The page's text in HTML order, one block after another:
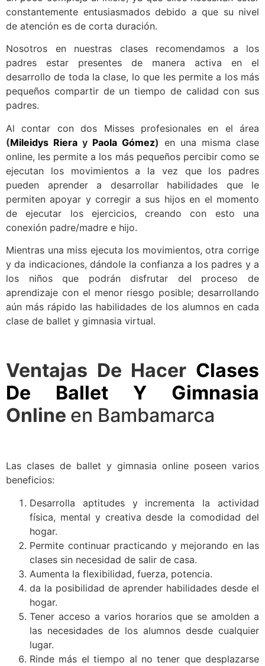
constantemente entusiasmados debido a que su nivel
de atención es de corta duración.
Nosotros en nuestras clases recomendamos a los
padres estar presentes de manera activa en el
desarrollo de toda la clase, lo que les permite a los más
pequeños compartir de un tiempo de calidad con sus
padres.
Al contar con dos Misses profesionales en el área
(Mileidys Riera y Paola Gómez) en una misma clase
online, les permite a los más pequeños percibir como se
ejecutan los movimientos a la vez que los padres
pueden aprender a desarrollar habilidades que le
permiten apoyar y corregir a sus hijos en el momento
de ejecutar los ejercicios, creando con esto una
conexión padre/madre e hijo.
Mientras una miss ejecuta los movimientos, otra corrige
y da indicaciones, dándole la confianza a los padres y a
los niños que podrán disfrutar del proceso de
aprendizaje con el menor riesgo posible; desarrollando
aún más rápido las habilidades de los alumnos en cada
clase de ballet y gimnasia virtual.
Ventajas De Hacer Clases
De Ballet Y Gimnasia
Online en Bambamarca
Las clases de ballet y gimnasia online poseen varios
beneficios:
Desarrolla aptitudes y incrementa la actividad
física, mental y creativa desde la comodidad del
hogar.
Permite continuar practicando y mejorando en las
clases sin necesidad de salir de casa.
Aumenta la flexibilidad, fuerza, potencia.
da la posibilidad de aprender habilidades desde el
hogar.
Tener acceso a varios horarios que se amolden a
las necesidades de los alumnos desde cualquier
lugar.
Rinde más el tiempo al no tener que desplazarse